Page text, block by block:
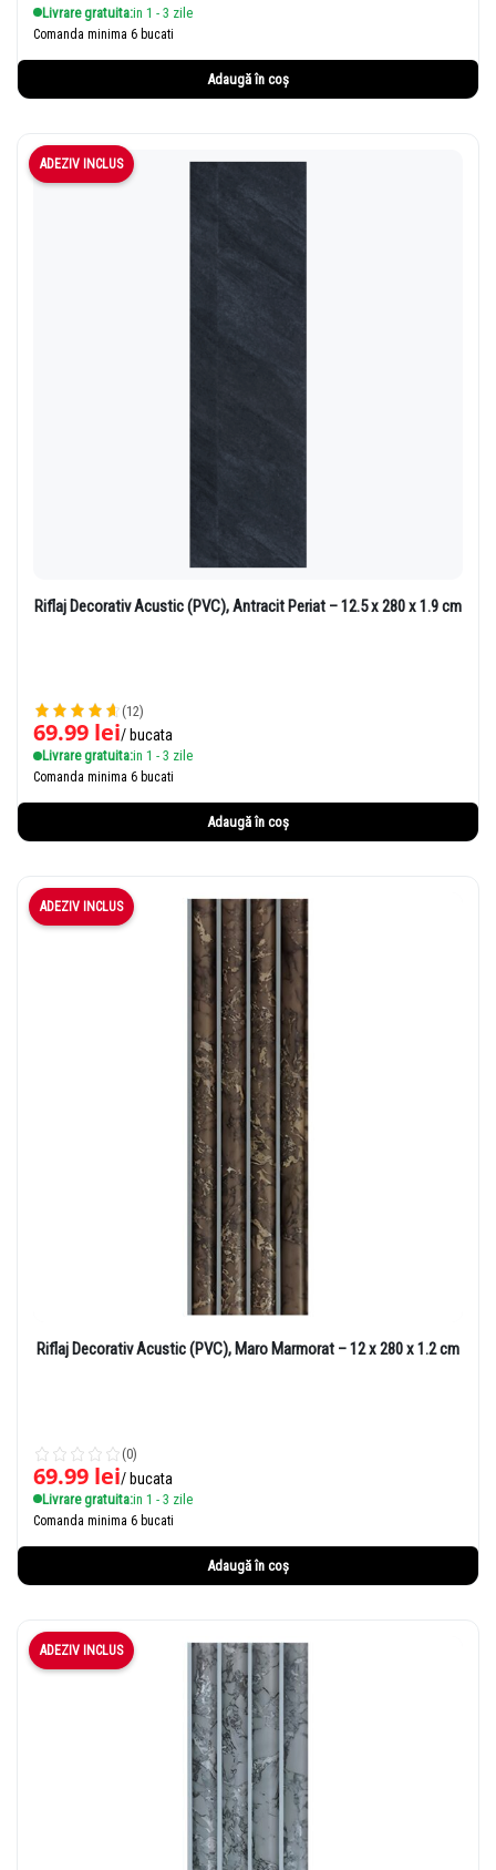
Livrare gratuita:in 1 - 3 zile
Comanda minima 6 bucati
Adaugă în coș
ADEZIV INCLUS
Riflaj Decorativ Acustic (PVC), Antracit Periat – 12.5 x 280 x 1.9 cm
(12)
69.99 lei/ bucata
Livrare gratuita:in 1 - 3 zile
Comanda minima 6 bucati
Adaugă în coș
ADEZIV INCLUS
Riflaj Decorativ Acustic (PVC), Maro Marmorat – 12 x 280 x 1.2 cm
(0)
69.99 lei/ bucata
Livrare gratuita:in 1 - 3 zile
Comanda minima 6 bucati
Adaugă în coș
ADEZIV INCLUS